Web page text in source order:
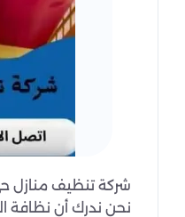
شركة تنظيف منازل
نحن ندرك أن نظافة